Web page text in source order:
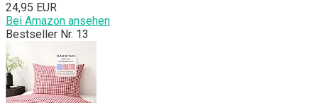
24,95 EUR
Bei Amazon ansehen
Bestseller Nr. 13